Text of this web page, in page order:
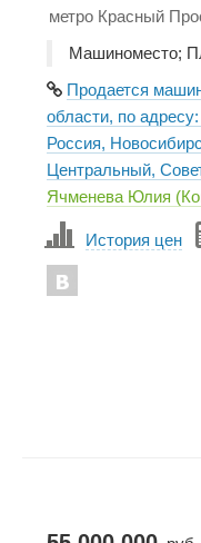
метро Красный
Машиноместо;
Продается
области, по
Россия,
Центральный,
Ячменева Юлия
История цен